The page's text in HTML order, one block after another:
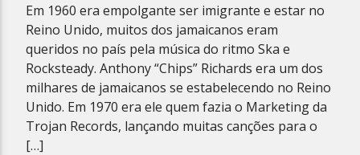
Em 1960 era empolgante ser imigrante e estar no
Reino Unido, muitos dos jamaicanos eram
queridos no país pela música do ritmo Ska e
Rocksteady. Anthony “Chips” Richards era um dos
milhares de jamaicanos se estabelecendo no Reino
Unido. Em 1970 era ele quem fazia o Marketing da
Trojan Records, lançando muitas canções para o
[…]